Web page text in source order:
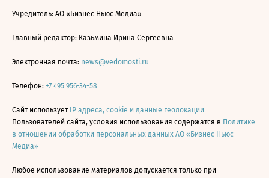
Учредитель: АО «Бизнес Ньюс Медиа»
Главный редактор: Казьмина Ирина Сергеевна
Электронная почта: news@vedomosti.ru
Телефон: +7 495 956-34-58
Сайт использует IP адреса, cookie и данные геолокации
Пользователей сайта, условия использования содержатся в Политике
в отношении обработки персональных данных АО «Бизнес Ньюс
Медиа»
Любое использование материалов допускается только при